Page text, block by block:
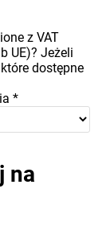
z VAT
UE)? Jeżeli
dostępne
*
na